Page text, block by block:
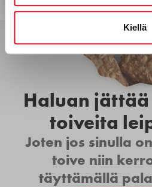
Kiellä
Haluan
toiveita
Joten jos sinulla
toive niin
täyttämällä